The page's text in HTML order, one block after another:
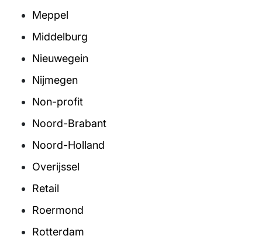
Meppel
Middelburg
Nieuwegein
Nijmegen
Non-profit
Noord-Brabant
Noord-Holland
Overijssel
Retail
Roermond
Rotterdam